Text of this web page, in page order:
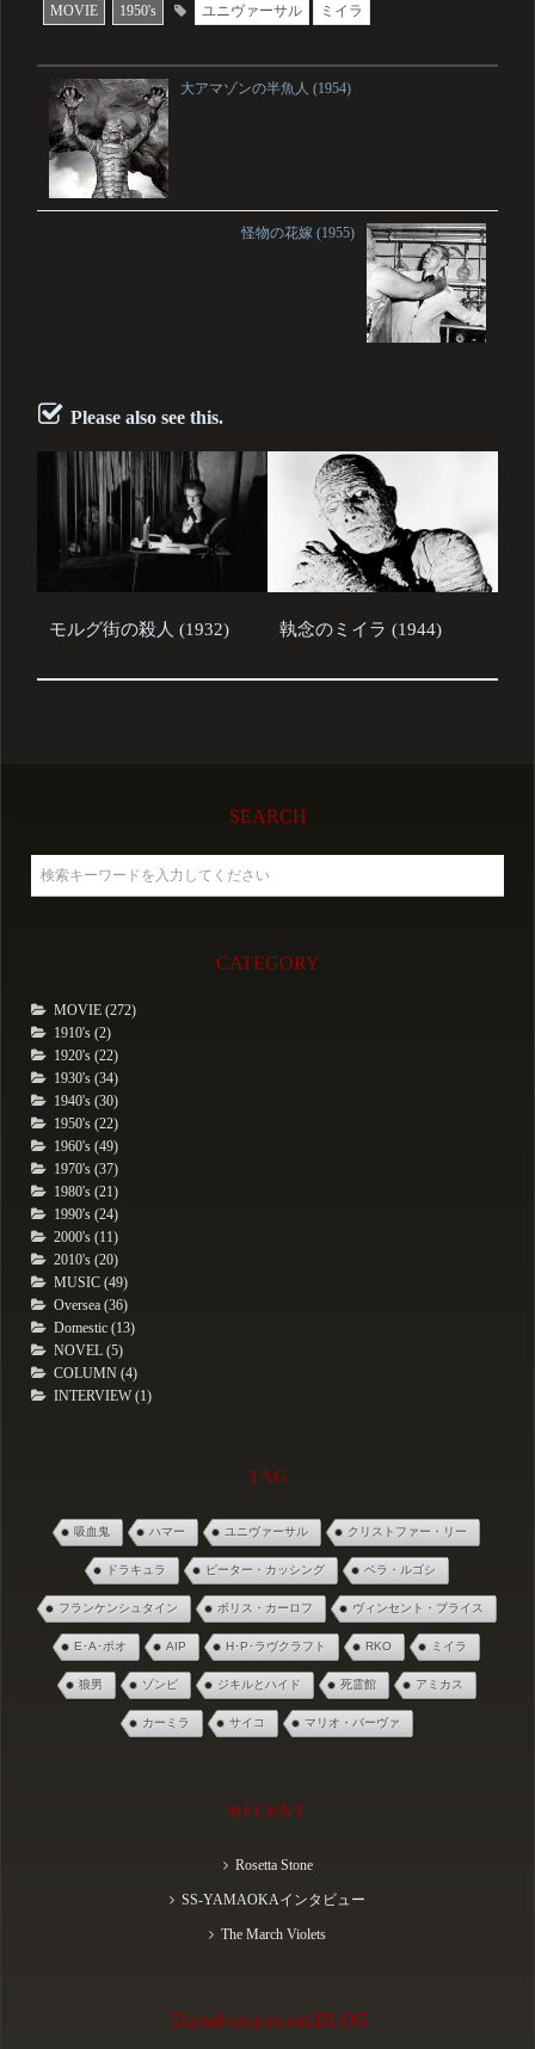
MOVIE 1950's ユニヴァーサル ミイラ
大アマゾンの半魚人 (1954)
怪物の花嫁 (1955)
Please also see this.
モルグ街の殺人 (1932) 執念のミイラ (1944)
SEARCH
CATEGORY
MOVIE (272)
1910's (2)
1920's (22)
1930's (34)
1940's (30)
1950's (22)
1960's (49)
1970's (37)
1980's (21)
1990's (24)
2000's (11)
2010's (20)
MUSIC (49)
Oversea (36)
Domestic (13)
NOVEL (5)
COLUMN (4)
INTERVIEW (1)
TAG
吸血鬼 ハマー ユニヴァーサル クリストファー・リー
ドラキュラ ピーター・カッシング ベラ・ルゴシ
フランケンシュタイン ボリス・カーロフ ヴィンセント・プライス
E･A･ポオ AIP H･P･ラヴクラフト RKO ミイラ
狼男 ゾンビ ジキルとハイド 死霊館 アミカス
カーミラ サイコ マリオ・バーヴァ
RECENT
Rosetta Stone
SS-YAMAOKAインタビュー
The March Violets
Digitalvampire.net:BLOG